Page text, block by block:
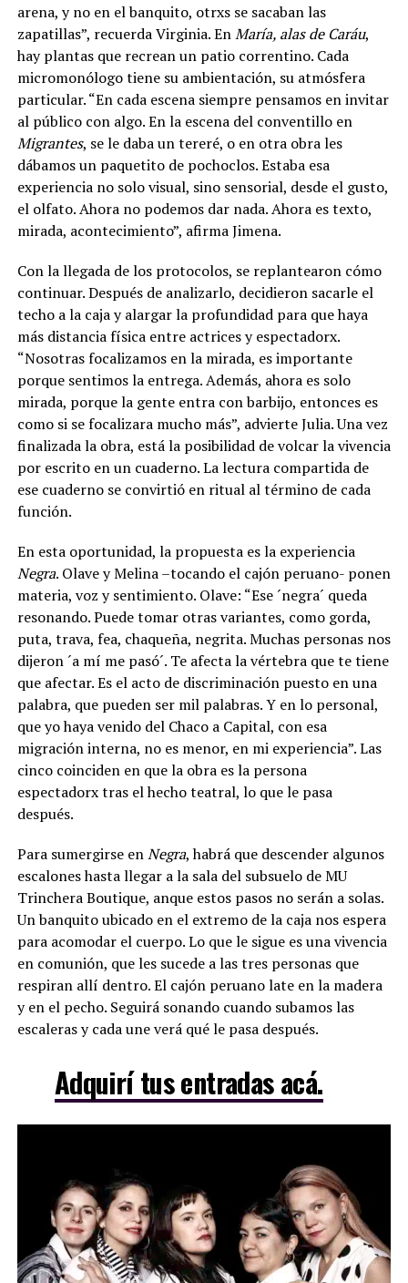
arena, y no en el banquito, otrxs se sacaban las
zapatillas”, recuerda Virginia. EnMaría, alas de Caráu,
hay plantas que recrean un patio correntino. Cada
micromonólogo tiene su ambientación, su atmósfera
particular. “En cada escena siempre pensamos en invitar
al público con algo. En la escena del conventillo en
Migrantes, se le daba un tereré, o en otra obra les
dábamos un paquetito de pochoclos. Estaba esa
experiencia no solo visual, sino sensorial, desde el gusto,
el olfato. Ahora no podemos dar nada. Ahora es texto,
mirada, acontecimiento”, afirma Jimena.
Con la llegada de los protocolos, se replantearon cómo
continuar. Después de analizarlo, decidieron sacarle el
techo a la caja y alargar la profundidad para que haya
más distancia física entre actrices y espectadorx.
“Nosotras focalizamos en la mirada, es importante
porque sentimos la entrega. Además, ahora es solo
mirada, porque la gente entra con barbijo, entonces es
como si se focalizara mucho más”, advierte Julia. Una vez
finalizada la obra, está la posibilidad de volcar la vivencia
por escrito en un cuaderno. La lectura compartida de
ese cuaderno se convirtió en ritual al término de cada
función.
En esta oportunidad, la propuesta es la experiencia
Negra. Olave y Melina –tocando el cajón peruano- ponen
materia, voz y sentimiento. Olave: “Ese ´negra´ queda
resonando. Puede tomar otras variantes, como gorda,
puta, trava, fea, chaqueña, negrita. Muchas personas nos
dijeron ´a mí me pasó´. Te afecta la vértebra que te tiene
que afectar. Es el acto de discriminación puesto en una
palabra, que pueden ser mil palabras. Y en lo personal,
que yo haya venido del Chaco a Capital, con esa
migración interna, no es menor, en mi experiencia”. Las
cinco coinciden en que la obra es la persona
espectadorx tras el hecho teatral, lo que le pasa
después.
Para sumergirse enNegra, habrá que descender algunos
escalones hasta llegar a la sala del subsuelo de MU
Trinchera Boutique, anque estos pasos no serán a solas.
Un banquito ubicado en el extremo de la caja nos espera
para acomodar el cuerpo. Lo que le sigue es una vivencia
en comunión, que les sucede a las tres personas que
respiran allí dentro. El cajón peruano late en la madera
y en el pecho. Seguirá sonando cuando subamos las
escaleras y cada une verá qué le pasa después.
Adquirí tus entradas acá.